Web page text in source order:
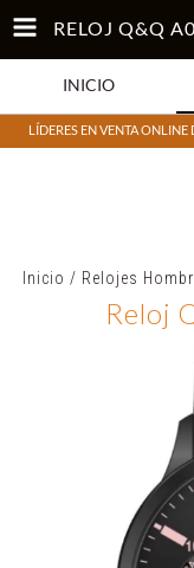
RELOJ Q&Q
INICIO
LÍDERES EN VENTA
Inicio / Relojes
Reloj